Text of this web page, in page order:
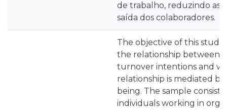
de trabalho, reduzindo
saída dos colaboradores.
The objective of this study
the relationship between
turnover intentions and
relationship is mediated
being. The sample
individuals working in